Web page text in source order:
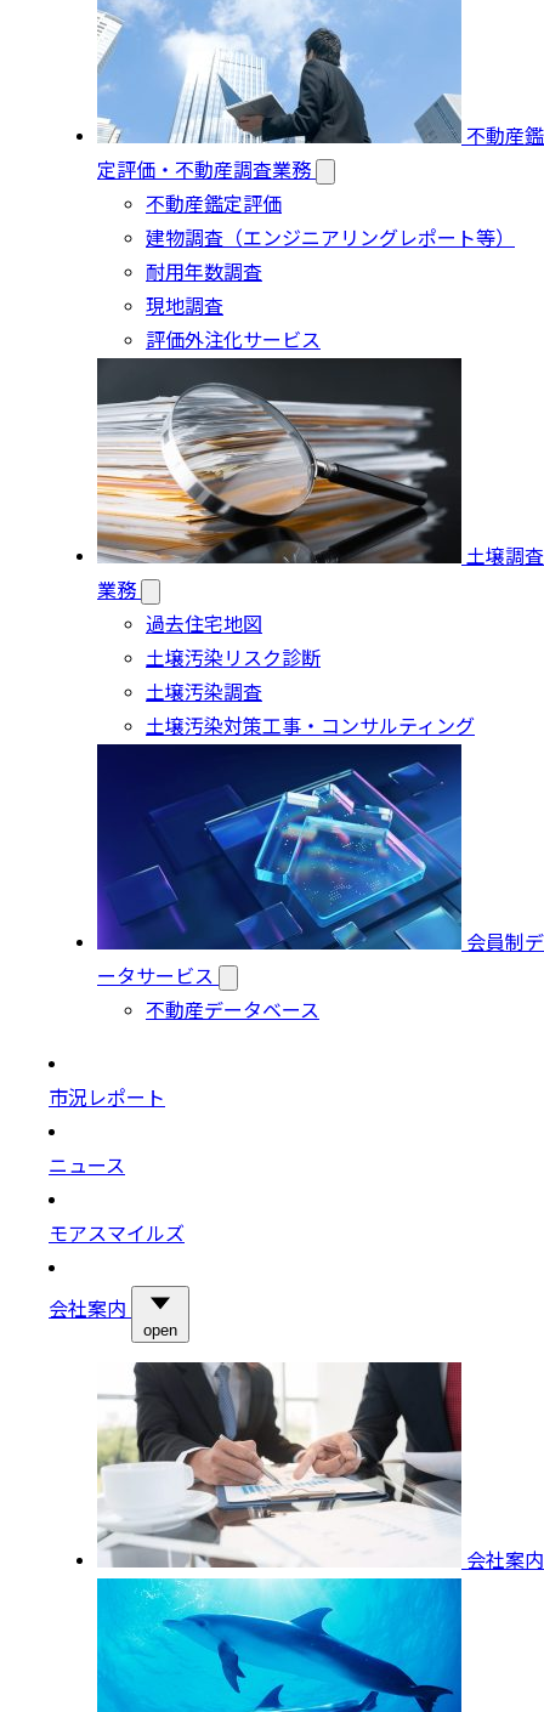
不動産鑑
定評価・不動産調査業務
不動産鑑定評価
建物調査（エンジニアリングレポート等）
耐用年数調査
現地調査
評価外注化サービス
土壌調査
業務
過去住宅地図
土壌汚染リスク診断
土壌汚染調査
土壌汚染対策工事・コンサルティング
会員制デ
ータサービス
不動産データベース
市況レポート
ニュース
モアスマイルズ
会社案内
open
会社案内